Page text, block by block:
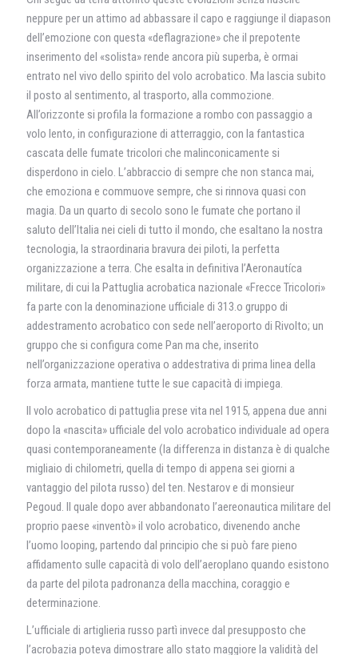
neppure per un attimo ad abbassare il capo e raggiunge il diapason
dell’emozione con questa «deflagrazione» che il prepotente
inserimento del «solista» rende ancora più superba, è ormai
entrato nel vivo dello spirito del volo acrobatico. Ma lascia subito
il posto al sentimento, al trasporto, alla commozione.
All’orizzonte si profila la formazione a rombo con passaggio a
volo lento, in configurazione di atterraggio, con la fantastica
cascata delle fumate tricolori che malinconicamente si
disperdono in cielo. L’abbraccio di sempre che non stanca mai,
che emoziona e commuove sempre, che si rinnova quasi con
magia. Da un quarto di secolo sono le fumate che portano il
saluto dell’Italia nei cieli di tutto il mondo, che esaltano la nostra
tecnologia, la straordinaria bravura dei piloti, la perfetta
organizzazione a terra. Che esalta in definitiva l’Aeronautíca
militare, di cui la Pattuglia acrobatica nazionale «Frecce Tricolori»
fa parte con la denominazione ufficiale di 313.o gruppo di
addestramento acrobatico con sede nell’aeroporto di Rivolto; un
gruppo che si configura come Pan ma che, inserito
nell’organizzazione operativa o addestrativa di prima linea della
forza armata, mantiene tutte le sue capacità di impiega.
Il volo acrobatico di pattuglia prese vita nel 1915, appena due anni
dopo la «nascita» ufficiale del volo acrobatico individuale ad opera
quasi contemporaneamente (la differenza in distanza è di qualche
migliaio di chilometri, quella di tempo di appena sei giorni a
vantaggio del pilota russo) del ten. Nestarov e di monsieur
Pegoud. Il quale dopo aver abbandonato l’aereonautica militare del
proprio paese «inventò» il volo acrobatico, divenendo anche
l’uomo looping, partendo dal principio che si può fare pieno
affidamento sulle capacità di volo dell’aeroplano quando esistono
da parte del pilota padronanza della macchina, coraggio e
determinazione.
L’ufficiale di artiglieria russo partì invece dal presupposto che
l’acrobazia poteva dimostrare allo stato maggiore la validità del